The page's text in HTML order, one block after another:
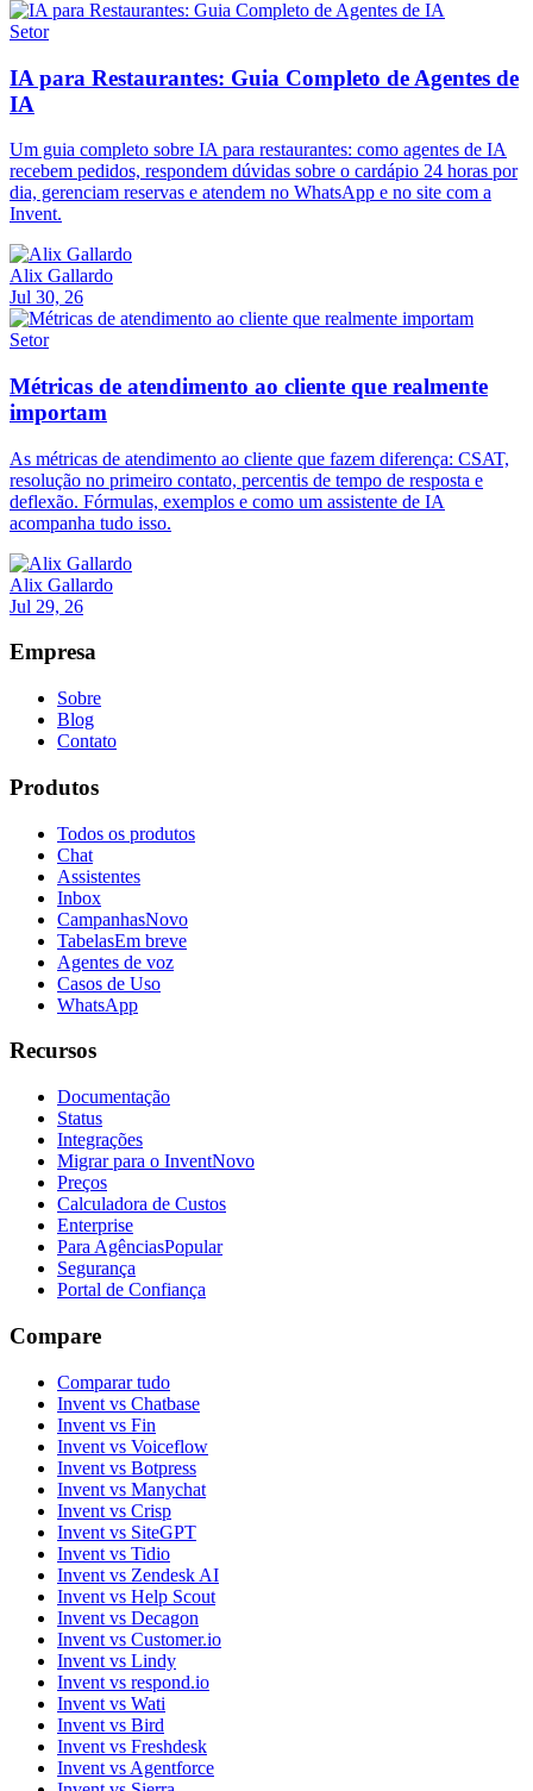
Setor
IA para Restaurantes: Guia Completo de Agentes de
IA
Um guia completo sobre IA para restaurantes: como agentes de IA
recebem pedidos, respondem dúvidas sobre o cardápio 24 horas por
dia, gerenciam reservas e atendem no WhatsApp e no site com a
Invent.
Alix Gallardo
Jul 30, 26
Setor
Métricas de atendimento ao cliente que realmente
importam
As métricas de atendimento ao cliente que fazem diferença: CSAT,
resolução no primeiro contato, percentis de tempo de resposta e
deflexão. Fórmulas, exemplos e como um assistente de IA
acompanha tudo isso.
Alix Gallardo
Jul 29, 26
Empresa
Sobre
Blog
Contato
Produtos
Todos os produtos
Chat
Assistentes
Inbox
CampanhasNovo
TabelasEm breve
Agentes de voz
Casos de Uso
WhatsApp
Recursos
Documentação
Status
Integrações
Migrar para o InventNovo
Preços
Calculadora de Custos
Enterprise
Para AgênciasPopular
Segurança
Portal de Confiança
Compare
Comparar tudo
Invent vs Chatbase
Invent vs Fin
Invent vs Voiceflow
Invent vs Botpress
Invent vs Manychat
Invent vs Crisp
Invent vs SiteGPT
Invent vs Tidio
Invent vs Zendesk AI
Invent vs Help Scout
Invent vs Decagon
Invent vs Customer.io
Invent vs Lindy
Invent vs respond.io
Invent vs Wati
Invent vs Bird
Invent vs Freshdesk
Invent vs Agentforce